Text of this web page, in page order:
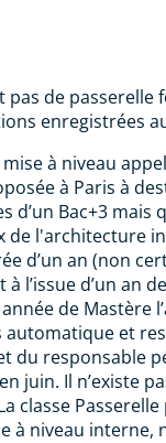
pas de passerelle
enregistrées
à niveau
à Paris à
d’un Bac+3 mais
de l'architecture
d’un an (non
l’issue d’un an
de Mastère
automatique et
du responsable
juin. Il n’existe
classe
à niveau interne,